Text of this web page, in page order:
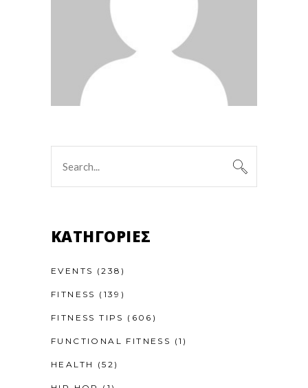
for:
KΑΤΗΓΟΡΊΕΣ
EVENTS (238)
FITNESS (139)
FITNESS TIPS (606)
FUNCTIONAL FITNESS (1)
HEALTH (52)